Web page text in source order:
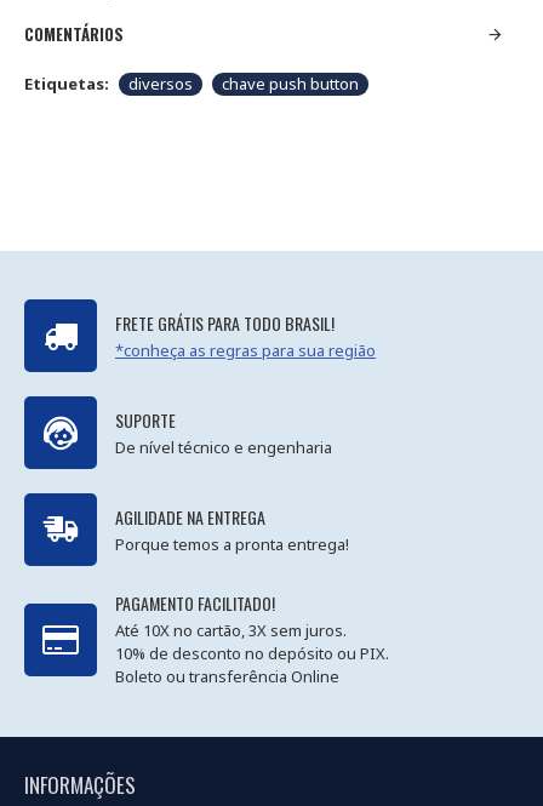
COMENTÁRIOS
Etiquetas: diversos chave push button
FRETE GRÁTIS PARA TODO BRASIL!
*conheça as regras para sua região
SUPORTE
De nível técnico e engenharia
AGILIDADE NA ENTREGA
Porque temos a pronta entrega!
PAGAMENTO FACILITADO!
Até 10X no cartão, 3X sem juros.
10% de desconto no depósito ou PIX.
Boleto ou transferência Online
INFORMAÇÕES